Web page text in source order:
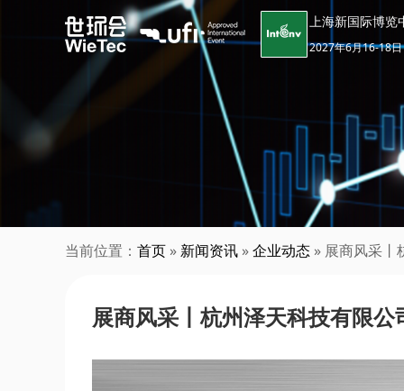
上海新国际博览
2027年6月16-18日
当前位置： 首页 » 新闻资讯 »企业动态 » 展商风采丨
展商风采丨杭州泽天科技有限